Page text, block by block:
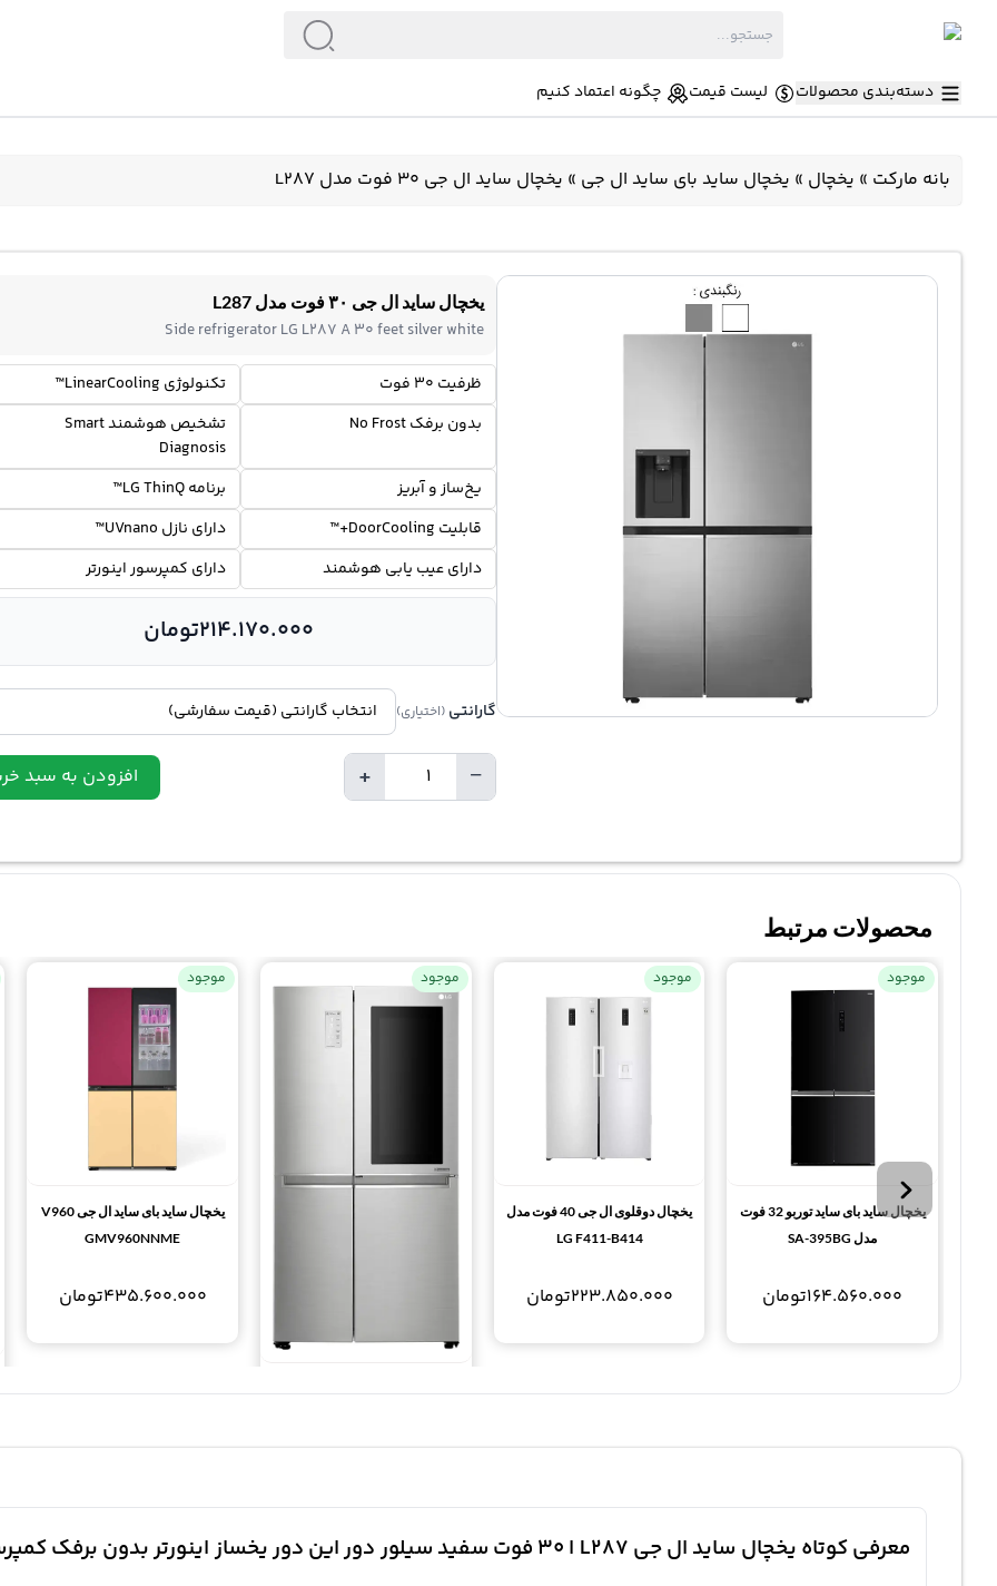
دسته‌بندی محصولات لیست قیمت چگونه اعتماد کنیم
بانه مارکت » یخچال » یخچال ساید بای ساید ال جی » یخچال ساید ال جی ۳۰ فوت مدل L287
یخچال ساید ال جی ۳۰ فوت مدل L287
Side refrigerator LG L287 A 30 feet silver white
ظرفیت 30 فوت
تکنولوژی LinearCooling™
بدون برفک No Frost
تشخیص هوشمند Smart
Diagnosis
یخ‌ساز و آبریز
برنامه LG ThinQ™
قابلیت DoorCooling+™
دارای نازل UVnano™
دارای عیب یابی هوشمند
دارای کمپرسور اینورتر
214.170.000تومان
گارانتی (اختیاری)
−
تعداد + افزودن به سبد
محصولات مرتبط
موجود
یخچال ساید بای ساید توربو 32 فوت
مدل SA-395BG
164.560.000تومان
موجود
یخچال دوقلوی ال جی 40 فوت مدل
LG F411-B414
223.850.000تومان
موجود موجود
یخچال ساید بای ساید ال جی V960
GMV960NNME
435.600.000تومان